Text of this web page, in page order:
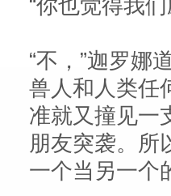
“你也觉得我
“不，”迦罗娜
兽人和人类任
准就又撞见一
朋友突袭。所
一个当另一个